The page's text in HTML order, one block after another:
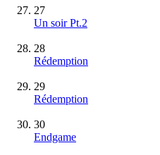
27
Un soir Pt.2
28
Rédemption
29
Rédemption
30
Endgame